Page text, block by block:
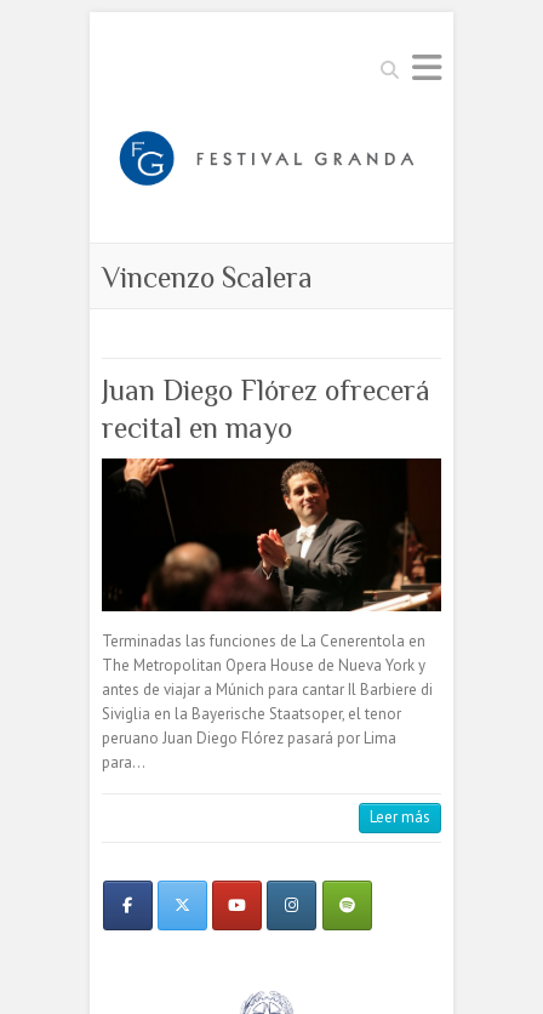
Buscar
Vincenzo Scalera
Juan Diego Flórez ofrecerá
recital en mayo
Terminadas las funciones de La Cenerentola en
The Metropolitan Opera House de Nueva York y
antes de viajar a Múnich para cantar Il Barbiere di
Siviglia en la Bayerische Staatsoper, el tenor
peruano Juan Diego Flórez pasará por Lima
para…
Leer más